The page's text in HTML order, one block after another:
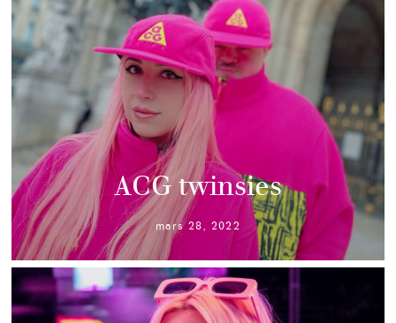
ACG twinsies
mars 28, 2022